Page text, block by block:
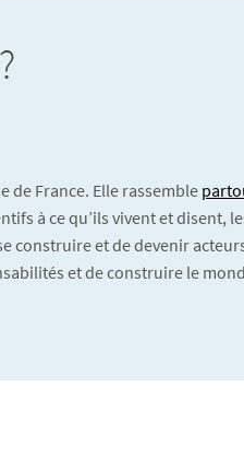
de France. Elle rassemble
à ce qu’ils vivent et disent,
construire et de devenir
et de construire le